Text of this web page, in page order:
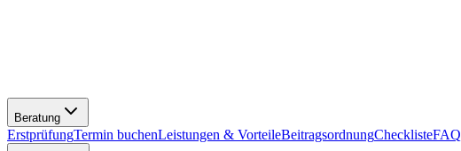
Beratung
ErstprüfungTermin buchenLeistungen & VorteileBeitragsordnungChecklisteFAQ